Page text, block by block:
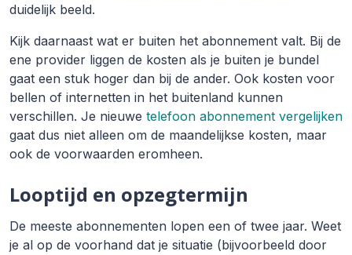
duidelijk beeld.
Kijk daarnaast wat er buiten het abonnement valt. Bij de
ene provider liggen de kosten als je buiten je bundel
gaat een stuk hoger dan bij de ander. Ook kosten voor
bellen of internetten in het buitenland kunnen
verschillen. Je nieuwe telefoon abonnement vergelijken
gaat dus niet alleen om de maandelijkse kosten, maar
ook de voorwaarden eromheen.
Looptijd en opzegtermijn
De meeste abonnementen lopen een of twee jaar. Weet
je al op de voorhand dat je situatie (bijvoorbeeld door